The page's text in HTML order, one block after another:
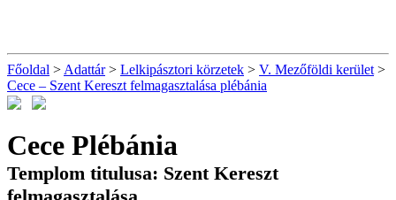
Főoldal > Adattár> Lelkipásztori körzetek > V. Mezőföldi kerület >
Cece – Szent Kereszt felmagasztalása plébánia
Cece Plébánia
Templom titulusa: Szent Kereszt